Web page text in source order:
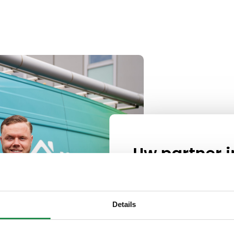
Details
Uw partner
Bij Verantwoord
installaties die uw
verlagen. Onze diensten